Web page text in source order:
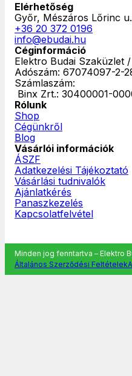
Elérhetőség
Győr, Mészáros Lőrinc
+36 20 372 0196
info@ebudai.hu
Céginformáció
Elektro Budai Szaküzlet
Adószám: 67074097-2-
Számlaszám:
Binx Zrt.: 30400001-
Rólunk
Shop
Cégünkről
Blog
Vásárlói információk
ÁSZF
Adatkezelési Tájékoztató
Vásárlási tudnivalók
Ajánlatkérés
Panaszkezelés
Kapcsolatfelvétel
Minden jog fenntartva – Elektro
Általános Szerződési Feltételek